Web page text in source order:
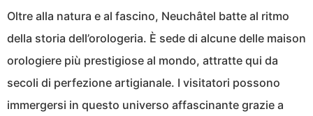
Oltre alla natura e al fascino, Neuchâtel batte al ritmo
della storia dell’orologeria. È sede di alcune delle maison
orologiere più prestigiose al mondo, attratte qui da
secoli di perfezione artigianale. I visitatori possono
immergersi in questo universo affascinante grazie a